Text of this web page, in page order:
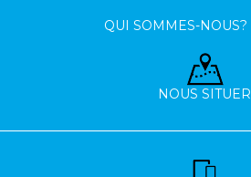
QUI SOMMES-NOUS?
NOUS SITUER